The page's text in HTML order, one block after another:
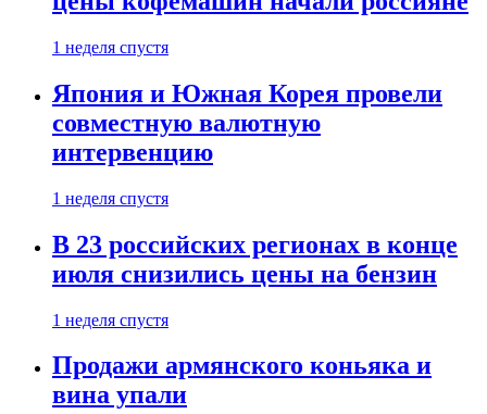
1 неделя спустя
Япония и Южная Корея провели
совместную валютную
интервенцию
1 неделя спустя
В 23 российских регионах в конце
июля снизились цены на бензин
1 неделя спустя
Продажи армянского коньяка и
вина упали